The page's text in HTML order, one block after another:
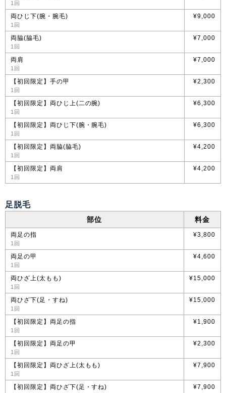
1回
両ひじ下(腕・腕毛)
1回
¥9,000
両脇(脇毛)
1回
¥7,000
両肩
1回
¥7,000
【初回限定】手の甲
1回
¥2,300
【初回限定】両ひじ上(二の腕)
1回
¥6,300
【初回限定】両ひじ下(腕・腕毛)
1回
¥6,300
【初回限定】両脇(脇毛)
1回
¥4,200
【初回限定】両肩
1回
¥4,200
足脱毛
部位 料金
両足の指
1回
¥3,800
両足の甲
1回
¥4,600
両ひざ上(太もも)
1回
¥15,000
両ひざ下(足・すね)
1回
¥15,000
【初回限定】両足の指
1回
¥1,900
【初回限定】両足の甲
1回
¥2,300
【初回限定】両ひざ上(太もも)
1回
¥7,900
【初回限定】両ひざ下(足・すね) ¥7,900